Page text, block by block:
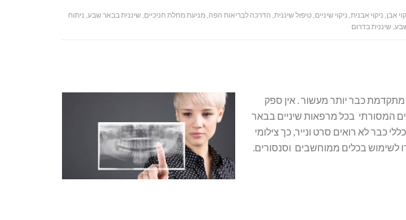
אבן, ניקוי אבנית, ניקוי שיניים, טיפול שיננית, הדרכה לבריאות הפה,מניעת מחלת חניכיים, שיננית בבאר שבע, ניתוח
, שיננית בדרום
מתקדמת כבר יותר מעשור . אין ספק
המסורתי בכל מרפאות שיניים בבאר
כבר לא רואים סרט ונייר, כך צילומי
לשימוש בכלים ממוחשבים וסנסורים.